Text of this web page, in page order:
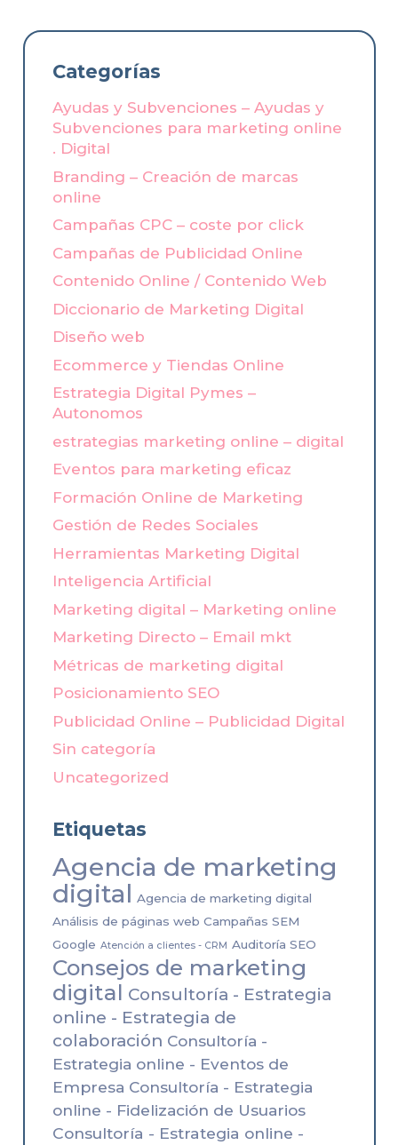
Categorías
Ayudas y Subvenciones – Ayudas y
Subvenciones para marketing online
. Digital
Branding – Creación de marcas
online
Campañas CPC – coste por click
Campañas de Publicidad Online
Contenido Online / Contenido Web
Diccionario de Marketing Digital
Diseño web
Ecommerce y Tiendas Online
Estrategia Digital Pymes –
Autonomos
estrategias marketing online – digital
Eventos para marketing eficaz
Formación Online de Marketing
Gestión de Redes Sociales
Herramientas Marketing Digital
Inteligencia Artificial
Marketing digital – Marketing online
Marketing Directo – Email mkt
Métricas de marketing digital
Posicionamiento SEO
Publicidad Online – Publicidad Digital
Sin categoría
Uncategorized
Etiquetas
Agencia de marketing
digital Agencia de marketing digital
Análisis de páginas web Campañas SEM
Google Atención a clientes - CRM Auditoría SEO
Consejos de marketing
digital Consultoría - Estrategia
online - Estrategia de
colaboración Consultoría -
Estrategia online - Eventos de
Empresa Consultoría - Estrategia
online - Fidelización de Usuarios
Consultoría - Estrategia online -